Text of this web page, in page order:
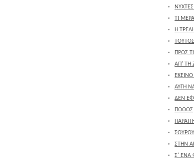
ΤΙ
Η
ΠΡΟΣ
ΑΠ' ΤΗ
ΑΥΓΗ
ΔΕΝ
ΠΟΘΟΣ
ΣΤΗΝ
Σ' ΕΝΑ